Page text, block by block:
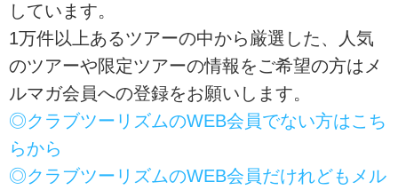
しています。
1万件以上あるツアーの中から厳選した、人気
のツアーや限定ツアーの情報をご希望の方はメ
ルマガ会員への登録をお願いします。
◎クラブツーリズムのWEB会員でない方はこち
らから
◎クラブツーリズムのWEB会員だけれどもメル